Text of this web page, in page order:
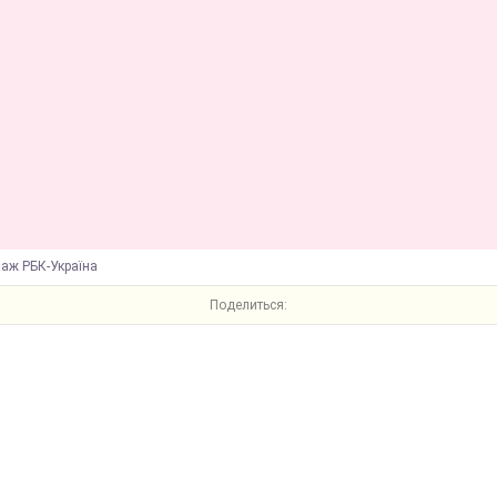
РБК-Україна
Поделиться: